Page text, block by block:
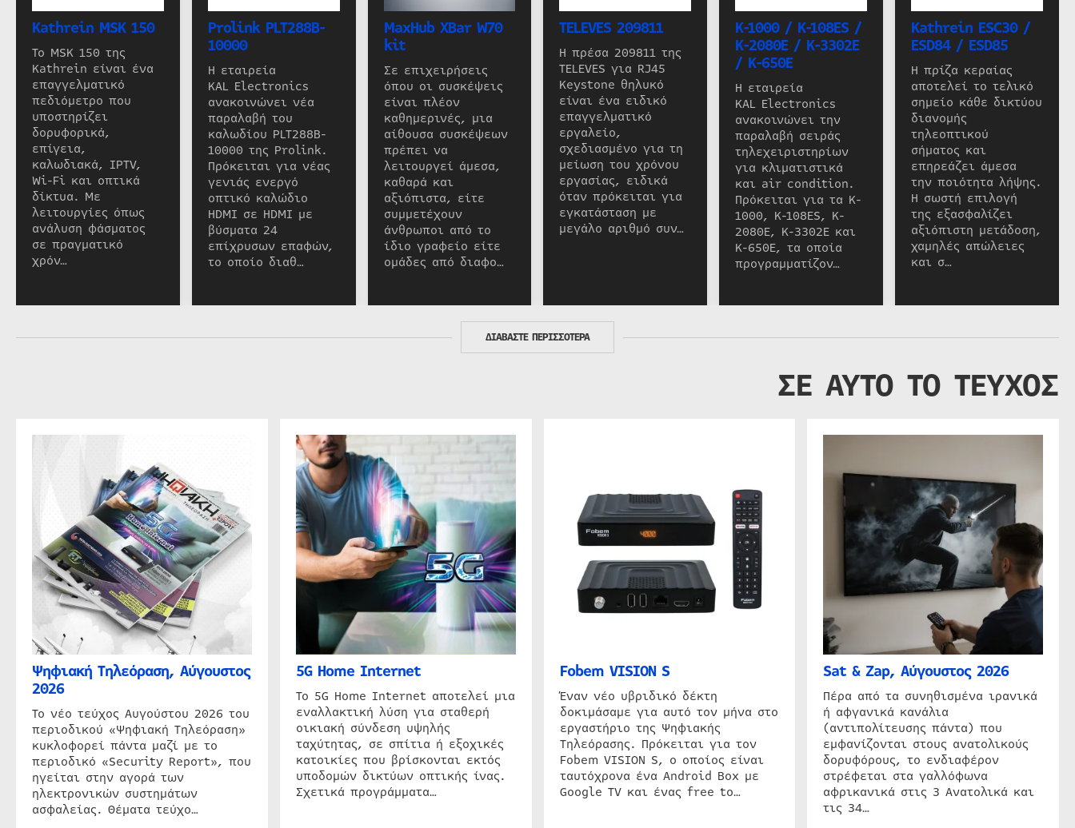
Kathrein MSK 150
Το MSK 150 της
Kathrein είναι ένα
επαγγελματικό
πεδιόμετρο που
υποστηρίζει
δορυφορικά,
επίγεια,
καλωδιακά, IPTV,
Wi-Fi και οπτικά
δίκτυα. Με
λειτουργίες όπως
ανάλυση φάσματος
σε πραγματικό
χρόν…
Prolink PLT288B-
10000
Η εταιρεία
KAL Electronics
ανακοινώνει νέα
παραλαβή του
καλωδίου PLT288B-
10000 της Prolink.
Πρόκειται για νέας
γενιάς ενεργό
οπτικό καλώδιο
HDMI σε HDMI με
βύσματα 24
επίχρυσων επαφών,
το οποίο διαθ…
MaxHub XBar W70
kit
Σε επιχειρήσεις
όπου οι συσκέψεις
είναι πλέον
καθημερινές, μια
αίθουσα συσκέψεων
πρέπει να
λειτουργεί άμεσα,
καθαρά και
αξιόπιστα, είτε
συμμετέχουν
άνθρωποι από το
ίδιο γραφείο είτε
ομάδες από διαφο…
TELEVES 209811
Η πρέσα 209811 της
TELEVES για RJ45
Keystone θηλυκό
είναι ένα ειδικό
επαγγελματικό
εργαλείο,
σχεδιασμένο για τη
μείωση του χρόνου
εργασίας, ειδικά
όταν πρόκειται για
εγκατάσταση με
μεγάλο αριθμό συν…
K-1000 / K-108ES /
K-2080E / K-3302E
/ K-650E
Η εταιρεία
KAL Electronics
ανακοινώνει την
παραλαβή σειράς
τηλεχειριστηρίων
για κλιματιστικά
και air condition.
Πρόκειται για τα K-
1000, K-108ES, K-
2080E, K-3302E και
K-650E, τα οποία
προγραμματίζον…
Kathrein ESC30 /
ESD84 / ESD85
Η πρίζα κεραίας
αποτελεί το τελικό
σημείο κάθε δικτύου
διανομής
τηλεοπτικού
σήματος και
επηρεάζει άμεσα
την ποιότητα λήψης.
Η σωστή επιλογή
της εξασφαλίζει
αξιόπιστη μετάδοση,
χαμηλές απώλειες
και σ…
ΔΙΑΒΑΣΤΕ ΠΕΡΙΣΣΟΤΕΡΑ
ΣΕ ΑΥΤΟ ΤΟ ΤΕΥΧΟΣ
Ψηφιακή Τηλεόραση, Αύγουστος
2026
Το νέο τεύχος Αυγούστου 2026 του
περιοδικού «Ψηφιακή Τηλεόραση»
κυκλοφορεί πάντα μαζί με το
περιοδικό «Security Report», που
ηγείται στην αγορά των
ηλεκτρονικών συστημάτων
ασφαλείας. Θέματα τεύχο…
5G Home Internet
Το 5G Home Internet αποτελεί μια
εναλλακτική λύση για σταθερή
οικιακή σύνδεση υψηλής
ταχύτητας, σε σπίτια ή εξοχικές
κατοικίες που βρίσκονται εκτός
υποδομών δικτύων οπτικής ίνας.
Σχετικά προγράμματα…
Fobem VISION S
Έναν νέο υβριδικό δέκτη
δοκιμάσαμε για αυτό τον μήνα στο
εργαστήριο της Ψηφιακής
Τηλεόρασης. Πρόκειται για τον
Fobem VISION S, ο οποίος είναι
ταυτόχρονα ένα Android Box με
Google TV και ένας free to…
Sat & Zap, Αύγουστος 2026
Πέρα από τα συνηθισμένα ιρανικά
ή αφγανικά κανάλια
(αντιπολίτευσης πάντα) που
εμφανίζονται στους ανατολικούς
δορυφόρους, το ενδιαφέρον
στρέφεται στα γαλλόφωνα
αφρικανικά στις 3 Ανατολικά και
τις 34…